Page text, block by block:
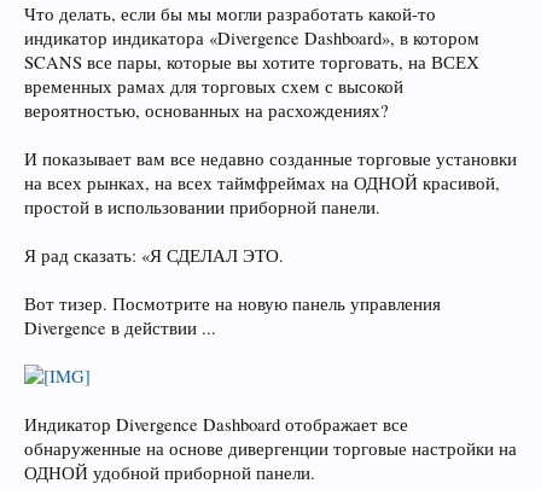
Что делать, если бы мы могли разработать какой-то
индикатор индикатора «Divergence Dashboard», в котором
SCANS все пары, которые вы хотите торговать, на ВСЕХ
временных рамах для торговых схем с высокой
вероятностью, основанных на расхождениях?
И показывает вам все недавно созданные торговые установки
на всех рынках, на всех таймфреймах на ОДНОЙ красивой,
простой в использовании приборной панели.
Я рад сказать: «Я СДЕЛАЛ ЭТО.
Вот тизер. Посмотрите на новую панель управления
Divergence в действии ...
Индикатор Divergence Dashboard отображает все
обнаруженные на основе дивергенции торговые настройки на
ОДНОЙ удобной приборной панели.